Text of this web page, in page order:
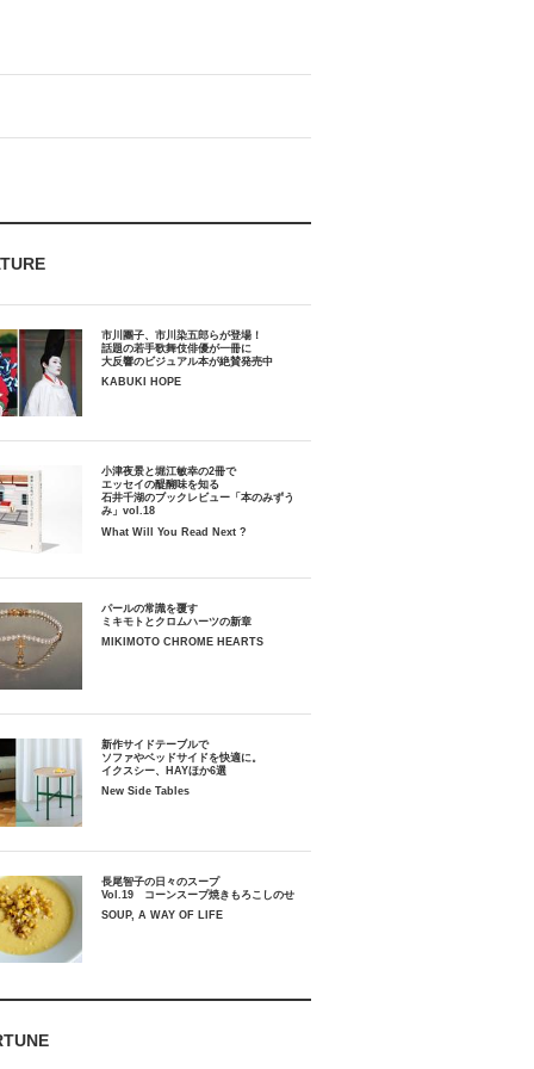
市川團子、市川染五郎らが登場！
話題の若手歌舞伎俳優が一冊に
大反響のビジュアル本が絶賛発売中
KABUKI HOPE
小津夜景と堀江敏幸の2冊で
エッセイの醍醐味を知る
石井千湖のブックレビュー「本のみずう
み」vol.18
What Will You Read Next ?
パールの常識を覆す
ミキモトとクロムハーツの新章
MIKIMOTO CHROME HEARTS
新作サイドテーブルで
ソファやベッドサイドを快適に。
イクスシー、HAYほか6選
New Side Tables
長尾智子の日々のスープ
Vol.19 コーンスープ焼きもろこしのせ
SOUP, A WAY OF LIFE